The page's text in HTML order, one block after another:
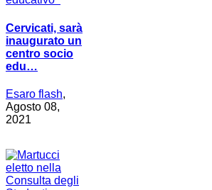
Cervicati, sarà
inaugurato un
centro socio
edu…
Esaro flash,
Agosto 08,
2021